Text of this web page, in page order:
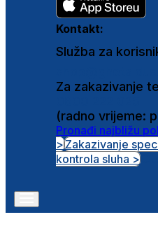
Kontakt:
Služba za
Za zakazivanje
(radno vrijeme:
Pronađi najbližu
>Zakazivanje
kontrola sluha >